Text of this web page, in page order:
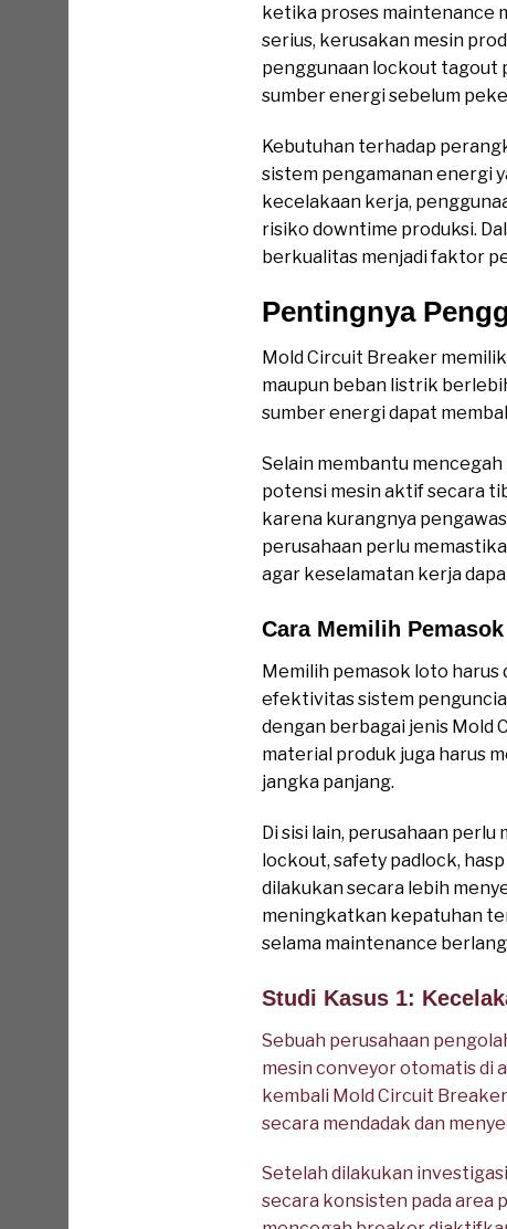
ketika proses maintenance
serius, kerusakan mesin
penggunaan lockout tagout
sumber energi sebelum
Kebutuhan terhadap
sistem pengamanan energi
kecelakaan kerja,
risiko downtime produksi.
berkualitas menjadi faktor
Pentingnya
Mold Circuit Breaker
maupun beban listrik
sumber energi dapat
Selain membantu
potensi mesin aktif secara
karena kurangnya
perusahaan perlu
agar keselamatan kerja
Cara Memilih
Memilih pemasok loto
efektivitas sistem
dengan berbagai jenis Mold
material produk juga harus
jangka panjang.
Di sisi lain, perusahaan
lockout, safety padlock,
dilakukan secara lebih
meningkatkan kepatuhan
selama maintenance
Studi Kasus 1:
Sebuah perusahaan
mesin conveyor otomatis di
kembali Mold Circuit
secara mendadak dan
Setelah dilakukan
secara konsisten pada area